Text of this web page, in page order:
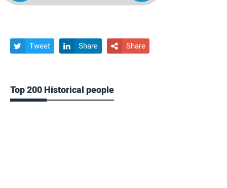
 Tweet  Share  Share
Top 200 Historical people